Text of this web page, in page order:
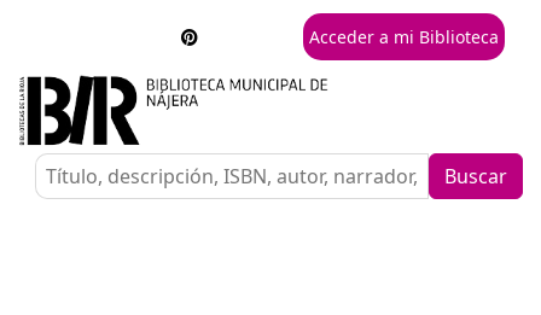
Acceder a mi Biblioteca
Buscar